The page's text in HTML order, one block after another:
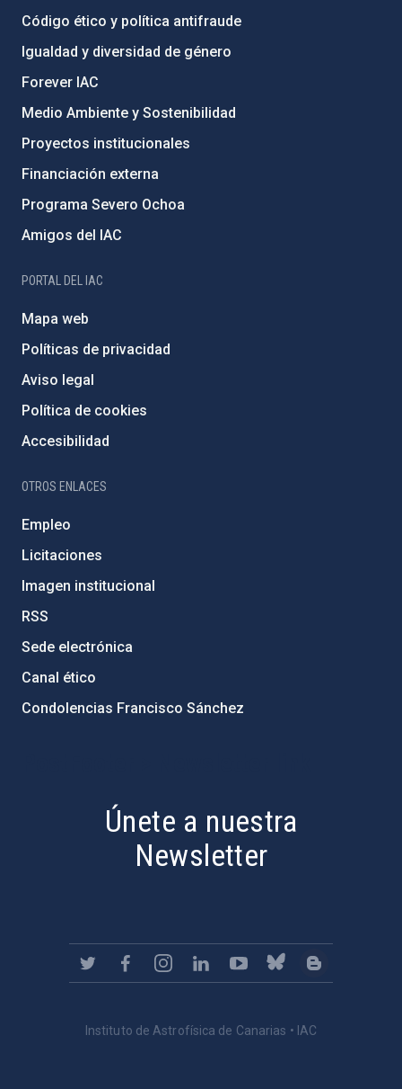
Código ético y política antifraude
Igualdad y diversidad de género
Forever IAC
Medio Ambiente y Sostenibilidad
Proyectos institucionales
Financiación externa
Programa Severo Ochoa
Amigos del IAC
PORTAL DEL IAC
Mapa web
Políticas de privacidad
Aviso legal
Política de cookies
Accesibilidad
OTROS ENLACES
Empleo
Licitaciones
Imagen institucional
RSS
Sede electrónica
Canal ético
Condolencias Francisco Sánchez
Únete a nuestra
Newsletter
Instituto de Astrofísica de Canarias • IAC